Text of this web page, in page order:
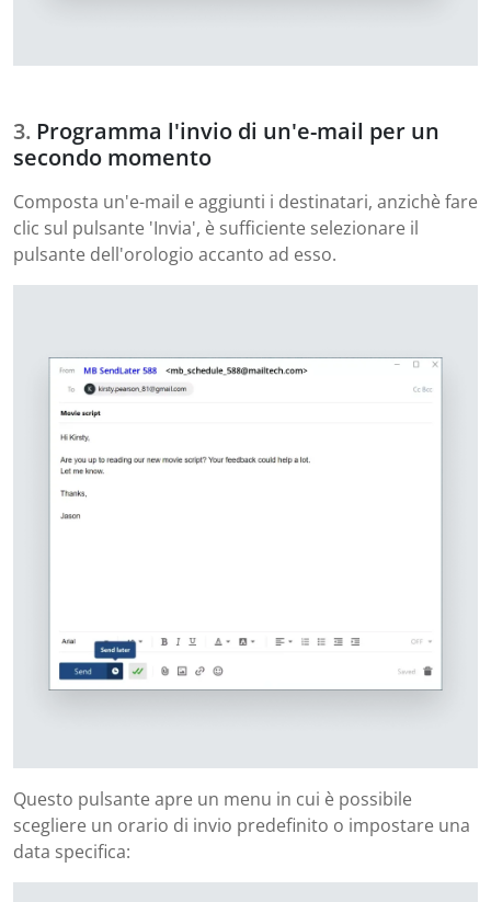
Programma l'invio di un'e-mail per un
secondo momento
Composta un'e-mail e aggiunti i destinatari, anzichè fare
clic sul pulsante 'Invia', è sufficiente selezionare il
pulsante dell'orologio accanto ad esso.
Questo pulsante apre un menu in cui è possibile
scegliere un orario di invio predefinito o impostare una
data specifica: